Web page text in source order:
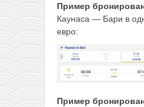
Пример
Каунаса — Бари в
евро:
Пример